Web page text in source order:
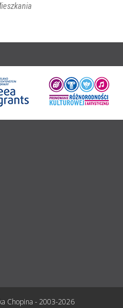
Chopina - 2003-2026